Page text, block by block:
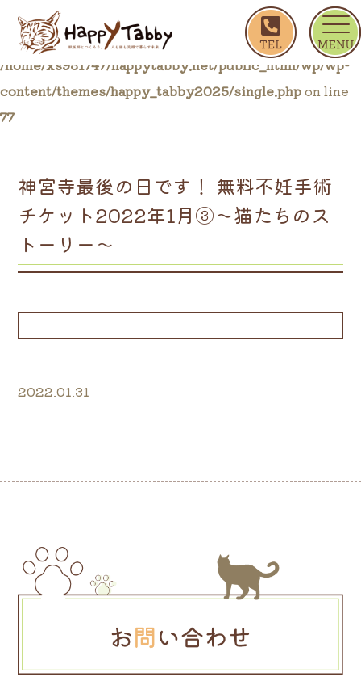
ホーム
神宮寺最後の日です！ 無
Warning: Trying to access array offset on false in
/home/xs931747/happytabby.net/public_html/wp/wp-
content/themes/happy_tabby2025/single.phpon line
77
神宮寺最後の日です！ 無料不妊手術
チケット2022年1月③〜猫たちのス
トーリー〜
2022.01.31